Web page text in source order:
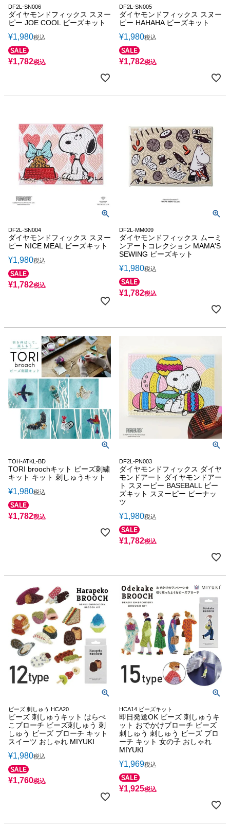
DF2L-SN006
ダイヤモンドフィックス スヌー
ピー JOE COOL ビーズキット
¥1,980税込
¥1,782税込
DF2L-SN005
ダイヤモンドフィックス スヌー
ピー HAHAHA ビーズキット
¥1,980税込
¥1,782税込
DF2L-SN004
ダイヤモンドフィックス スヌー
ピー NICE MEAL ビーズキット
¥1,980税込
¥1,782税込
DF2L-MM009
ダイヤモンドフィックス ムーミ
ンアートコレクション MAMA'S
SEWING ビーズキット
¥1,980税込
¥1,782税込
TOH-ATKL-BD
TORI broochキット ビーズ刺繍
キット キット 刺しゅうキット
¥1,980税込
¥1,782税込
DF2L-PN003
ダイヤモンドフィックス ダイヤ
モンドアート ダイヤモンドアー
ト スヌーピー BASEBALL ビー
ズキット スヌーピー ピーナッ
ツ
¥1,980税込
¥1,782税込
ビーズ 刺しゅう HCA20
ビーズ 刺しゅうキット はらぺ
こブローチ ビーズ刺しゅう 刺
しゅう ビーズ ブローチ キット
スイーツ おしゃれ MIYUKI
¥1,980税込
¥1,760税込
HCA14 ビーズキット
即日発送OK ビーズ 刺しゅうキ
ット おでかけブローチ ビーズ
刺しゅう 刺しゅう ビーズ ブロ
ーチ キット 女の子 おしゃれ
MIYUKI
¥1,969税込
¥1,925税込